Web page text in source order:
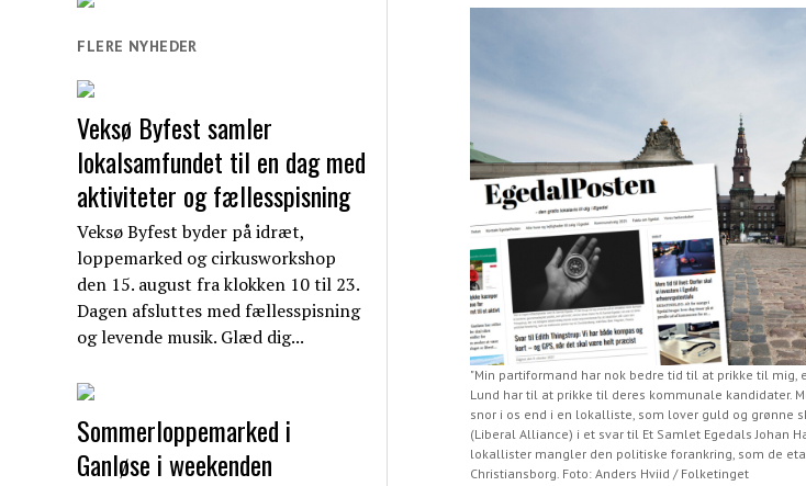
FLERE NYHEDER
Veksø Byfest samler
lokalsamfundet til en dag med
aktiviteter og fællesspisning
Veksø Byfest byder på idræt,
loppemarked og cirkusworkshop
den 15. august fra klokken 10 til 23.
Dagen afsluttes med fællesspisning
og levende musik. Glæd dig...
Sommerloppemarked i
Ganløse i weekenden
"Min partiformand har nok bedre tid til at prikke til mig,
Lund har til at prikke til deres kommunale kandidater.
snor i os end i en lokalliste, som lover guld og grønne
(Liberal Alliance) i et svar til Et Samlet Egedals Johan
lokallister mangler den politiske forankring, som de
Christiansborg. Foto: Anders Hviid / Folketinget